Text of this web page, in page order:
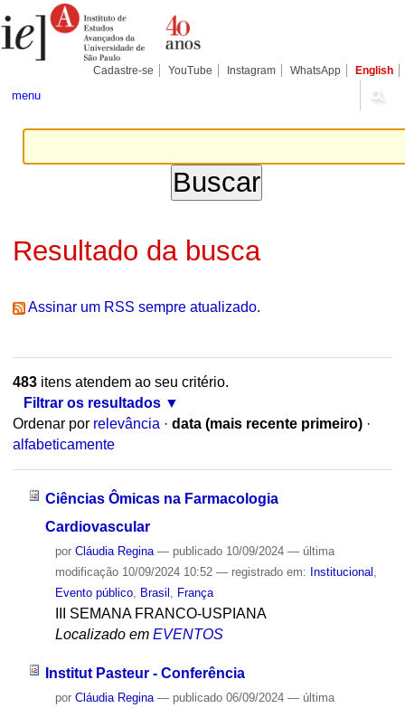
para
conteúdo.
Pessoais
Cadastre-se YouTube Instagram WhatsApp English
menu
Resultado da busca
Assinar um RSS sempre atualizado.
483itens atendem ao seu critério.
Filtrar os resultados
Ordenar por relevância · data (mais recente primeiro) ·
alfabeticamente
Ciências Ômicas na Farmacologia
Cardiovascular
por Cláudia Regina — publicado10/09/2024 — última
modificação10/09/2024 10:52 — registrado em: Institucional
Evento público, Brasil França
III SEMANA FRANCO-USPIANA
Localizado em EVENTOS
Institut Pasteur - Conferência
por Cláudia Regina — publicado06/09/2024 — última